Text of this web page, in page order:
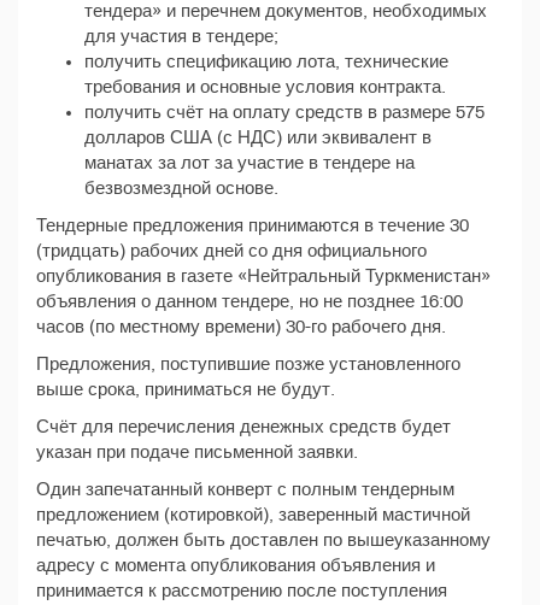
тендера» и перечнем документов, необходимых
для участия в тендере;
получить спецификацию лота, технические
требования и основные условия контракта.
получить счёт на оплату средств в размере 575
долларов США (с НДС) или эквивалент в
манатах за лот за участие в тендере на
безвозмездной основе.
Тендерные предложения принимаются в течение 30
(тридцать) рабочих дней со дня официального
опубликования в газете «Нейтральный Туркменистан»
объявления о данном тендере, но не позднее 16:00
часов (по местному времени) 30-го рабочего дня.
Предложения, поступившие позже установленного
выше срока, приниматься не будут.
Счёт для перечисления денежных средств будет
указан при подаче письменной заявки.
Один запечатанный конверт с полным тендерным
предложением (котировкой), заверенный мастичной
печатью, должен быть доставлен по вышеуказанному
адресу с момента опубликования объявления и
принимается к рассмотрению после поступления